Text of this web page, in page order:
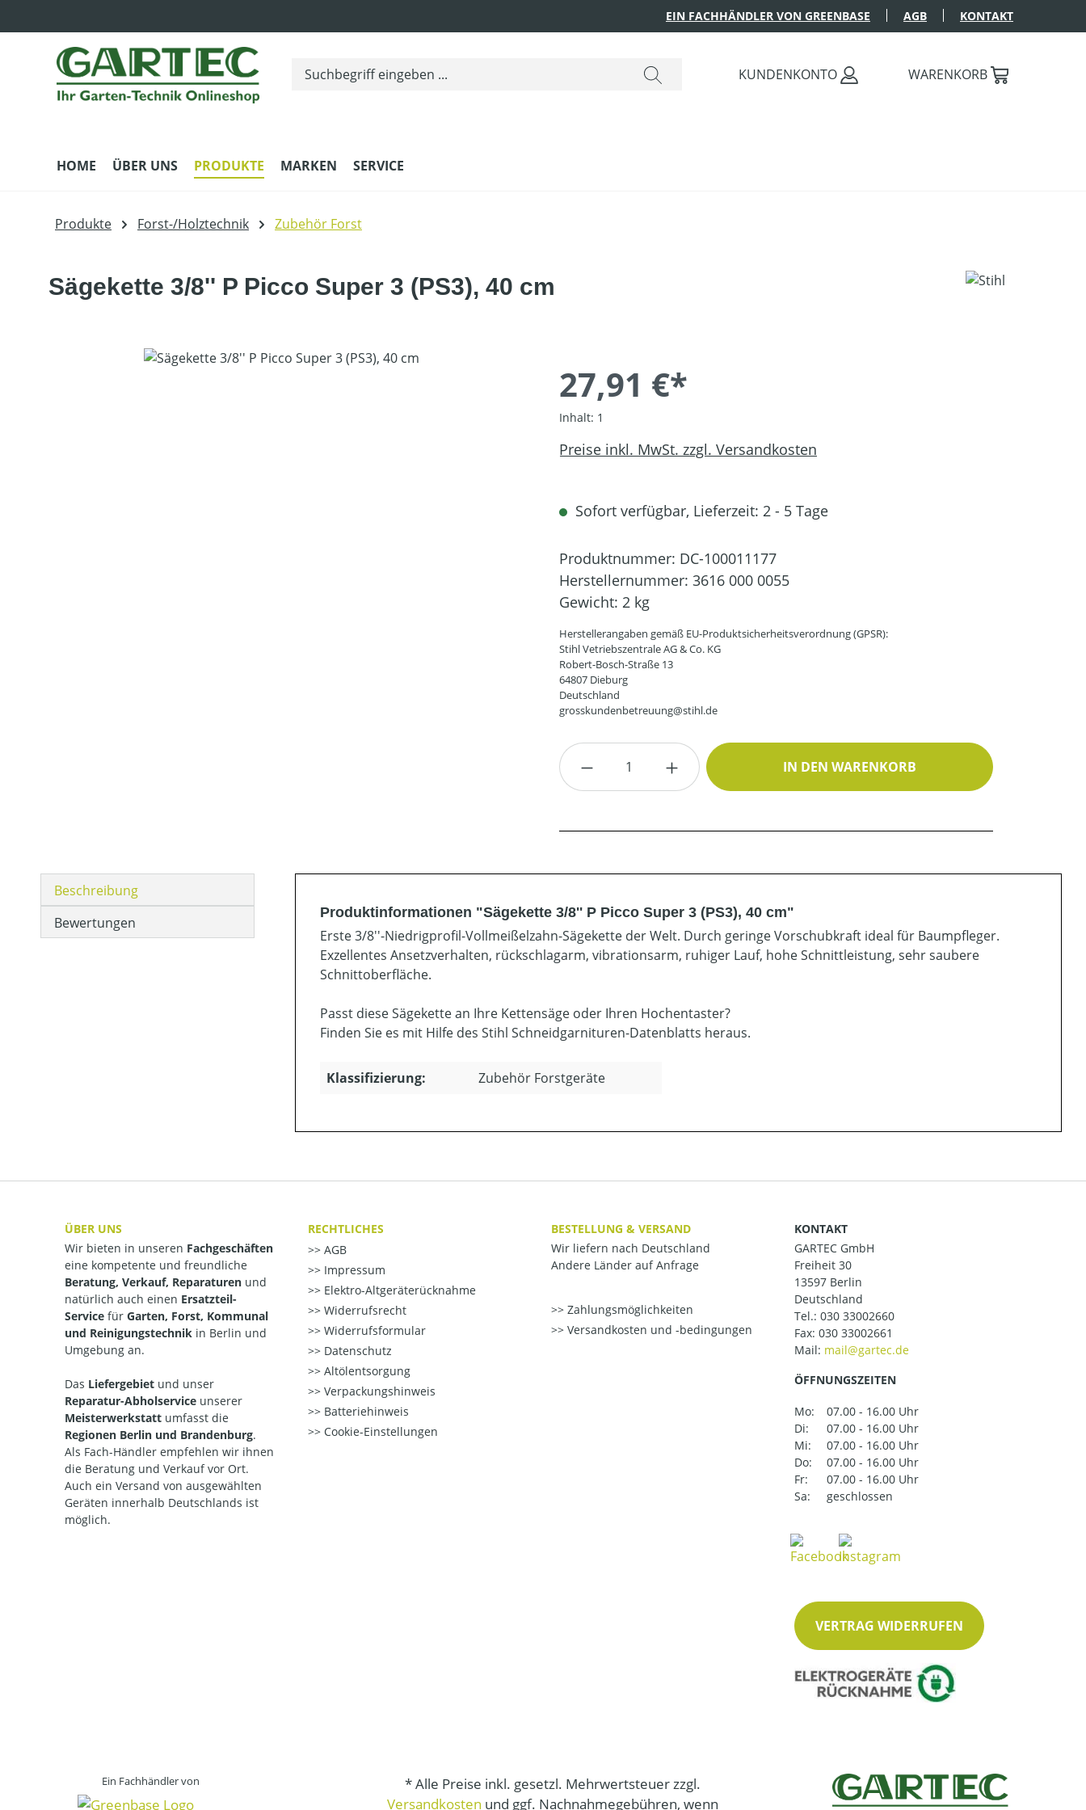
EIN FACHHÄNDLER VON GREENBASE AGB KONTAKT
KUNDENKONTO WARENKORB
HOME ÜBER UNS PRODUKTE MARKEN SERVICE
Produkte Forst-/Holztechnik Zubehör Forst
Sägekette 3/8'' P Picco Super 3 (PS3), 40 cm
Bildergalerie überspringen
27,91 €*
Inhalt: 1
Preise inkl. MwSt. zzgl. Versandkosten
Sofort verfügbar, Lieferzeit: 2 - 5 Tage
Produktnummer: DC-100011177
Herstellernummer: 3616 000 0055
Gewicht: 2 kg
Herstellerangaben gemäß EU-Produktsicherheitsverordnung (GPSR):
Stihl Vetriebszentrale AG & Co. KG
Robert-Bosch-Straße 13
64807 Dieburg
Deutschland
grosskundenbetreuung@stihl.de
Produkt Anzahl: Gib den gewünschten Wert ein oder
IN DEN WARENKORB
Beschreibung
Bewertungen
Produktinformationen "Sägekette 3/8'' P Picco Super 3 (PS3), 40 cm"
Erste 3/8''-Niedrigprofil-Vollmeißelzahn-Sägekette der Welt. Durch geringe Vorschubkraft ideal für Baumpfleger.
Exzellentes Ansetzverhalten, rückschlagarm, vibrationsarm, ruhiger Lauf, hohe Schnittleistung, sehr saubere
Schnittoberfläche.
Passt diese Sägekette an Ihre Kettensäge oder Ihren Hochentaster?
Finden Sie es mit Hilfe des Stihl Schneidgarnituren-Datenblatts heraus.
Klassifizierung: Zubehör Forstgeräte
ÜBER UNS
Wir bieten in unseren Fachgeschäften
eine kompetente und freundliche
Beratung, Verkauf, Reparaturen und
natürlich auch einen Ersatzteil-
Service für Garten, Forst, Kommunal
und Reinigungstechnik in Berlin und
Umgebung an.
Das Liefergebiet und unser
Reparatur-Abholservice unserer
Meisterwerkstatt umfasst die
Regionen Berlin und Brandenburg.
Als Fach-Händler empfehlen wir ihnen
die Beratung und Verkauf vor Ort.
Auch ein Versand von ausgewählten
Geräten innerhalb Deutschlands ist
möglich.
RECHTLICHES
AGB
Impressum
Elektro-Altgeräterücknahme
Widerrufsrecht
Widerrufsformular
Datenschutz
Altölentsorgung
Verpackungshinweis
Batteriehinweis
Cookie-Einstellungen
BESTELLUNG & VERSAND
Wir liefern nach Deutschland
Andere Länder auf Anfrage
Zahlungsmöglichkeiten
Versandkosten und -bedingungen
KONTAKT
GARTEC GmbH
Freiheit 30
13597 Berlin
Deutschland
Tel.: 030 33002660
Fax: 030 33002661
Mail:
ÖFFNUNGSZEITEN
Mo:
07.00 - 16.00 Uhr
Di:
07.00 - 16.00 Uhr
Mi:
07.00 - 16.00 Uhr
Do:
07.00 - 16.00 Uhr
Fr:
07.00 - 16.00 Uhr
Sa:
geschlossen
VERTRAG WIDERRUFEN
Ein Fachhändler von
* Alle Preise inkl. gesetzl. Mehrwertsteuer zzgl.
Versandkosten und ggf. Nachnahmegebühren, wenn